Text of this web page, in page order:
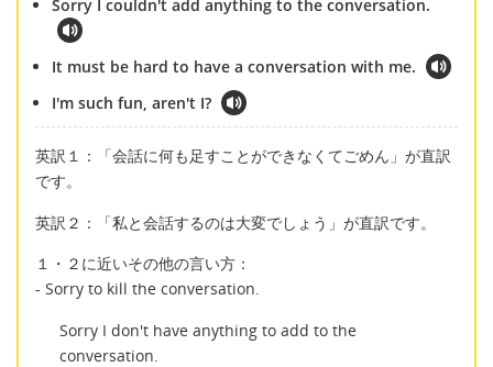
Sorry I couldn't add anything to the conversation.
It must be hard to have a conversation with me.
I'm such fun, aren't I?
英訳１：「会話に何も足すことができなくてごめん」が直訳
です。
英訳２：「私と会話するのは大変でしょう」が直訳です。
１・２に近いその他の言い方：
- Sorry to kill the conversation.
Sorry I don't have anything to add to the
conversation.